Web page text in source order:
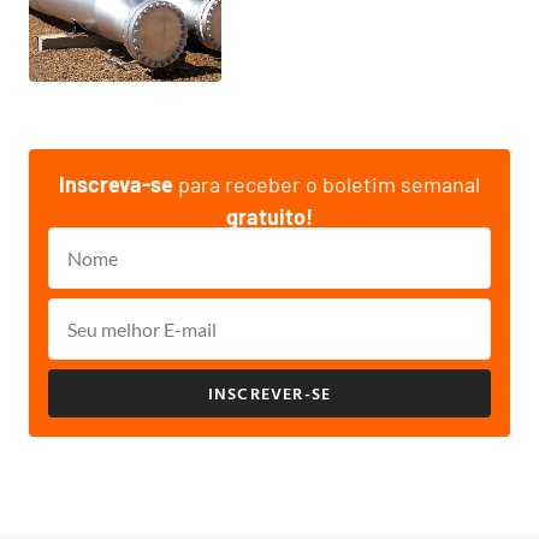
Inscreva-se para receber o boletim semanal
gratuito!
INSCREVER-SE